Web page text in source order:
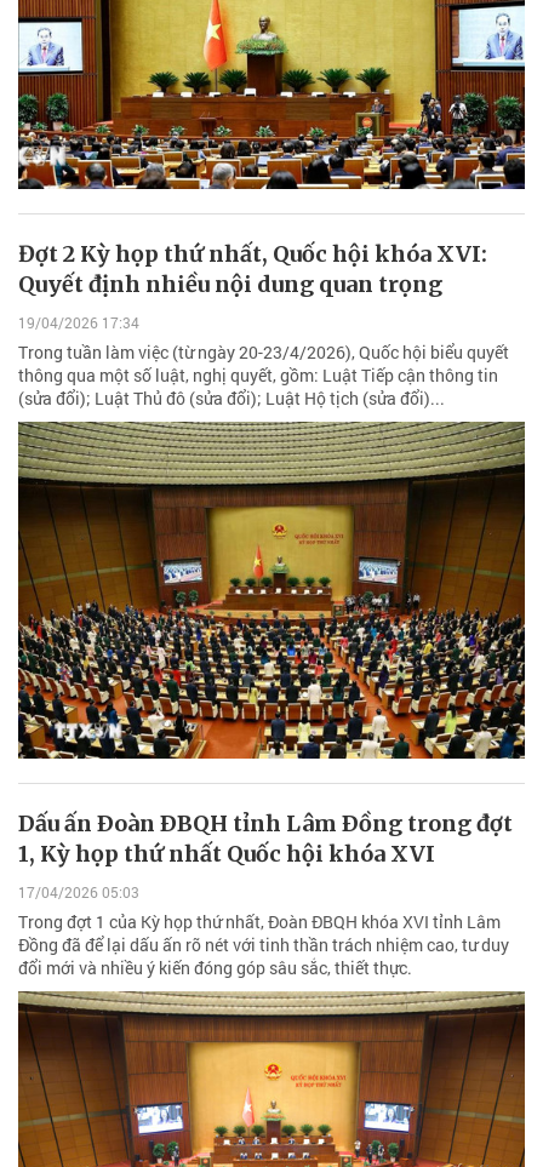
Đợt 2 Kỳ họp thứ nhất, Quốc hội khóa XVI:
Quyết định nhiều nội dung quan trọng
19/04/2026 17:34
Trong tuần làm việc (từ ngày 20-23/4/2026), Quốc hội biểu quyết
thông qua một số luật, nghị quyết, gồm: Luật Tiếp cận thông tin
(sửa đổi); Luật Thủ đô (sửa đổi); Luật Hộ tịch (sửa đổi)...
Dấu ấn Ðoàn ÐBQH tỉnh Lâm Ðồng trong đợt
1, Kỳ họp thứ nhất Quốc hội khóa XVI
17/04/2026 05:03
Trong đợt 1 của Kỳ họp thứ nhất, Đoàn ĐBQH khóa XVI tỉnh Lâm
Đồng đã để lại dấu ấn rõ nét với tinh thần trách nhiệm cao, tư duy
đổi mới và nhiều ý kiến đóng góp sâu sắc, thiết thực.